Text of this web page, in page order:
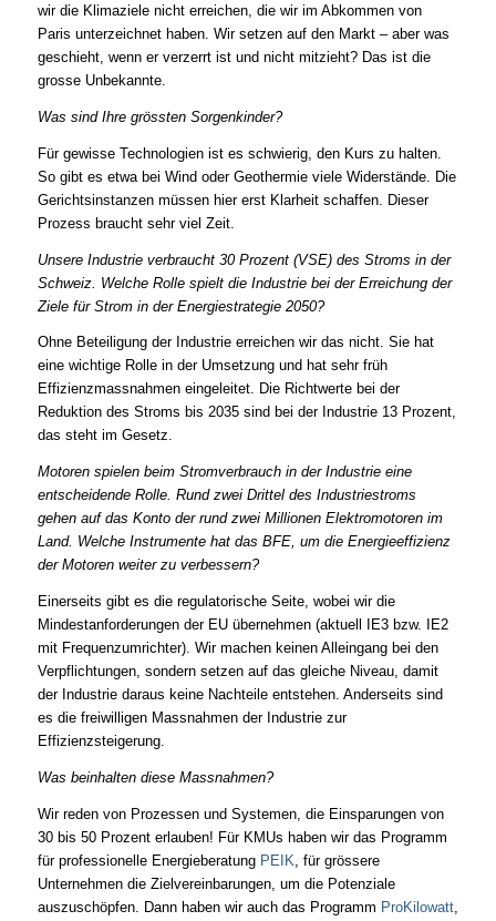
wir die Klimaziele nicht erreichen, die wir im Abkommen von
Paris unterzeichnet haben. Wir setzen auf den Markt – aber was
geschieht, wenn er verzerrt ist und nicht mitzieht? Das ist die
grosse Unbekannte.
Was sind Ihre grössten Sorgenkinder?
Für gewisse Technologien ist es schwierig, den Kurs zu halten.
So gibt es etwa bei Wind oder Geothermie viele Widerstände. Die
Gerichtsinstanzen müssen hier erst Klarheit schaffen. Dieser
Prozess braucht sehr viel Zeit.
Unsere Industrie verbraucht 30 Prozent (VSE) des Stroms in der
Schweiz. Welche Rolle spielt die Industrie bei der Erreichung der
Ziele für Strom in der Energiestrategie 2050?
Ohne Beteiligung der Industrie erreichen wir das nicht. Sie hat
eine wichtige Rolle in der Umsetzung und hat sehr früh
Effizienzmassnahmen eingeleitet. Die Richtwerte bei der
Reduktion des Stroms bis 2035 sind bei der Industrie 13 Prozent,
das steht im Gesetz.
Motoren spielen beim Stromverbrauch in der Industrie eine
entscheidende Rolle. Rund zwei Drittel des Industriestroms
gehen auf das Konto der rund zwei Millionen Elektromotoren im
Land. Welche Instrumente hat das BFE, um die Energieeffizienz
der Motoren weiter zu verbessern?
Einerseits gibt es die regulatorische Seite, wobei wir die
Mindestanforderungen der EU übernehmen (aktuell IE3 bzw. IE2
mit Frequenzumrichter). Wir machen keinen Alleingang bei den
Verpflichtungen, sondern setzen auf das gleiche Niveau, damit
der Industrie daraus keine Nachteile entstehen. Anderseits sind
es die freiwilligen Massnahmen der Industrie zur
Effizienzsteigerung.
Was beinhalten diese Massnahmen?
Wir reden von Prozessen und Systemen, die Einsparungen von
30 bis 50 Prozent erlauben! Für KMUs haben wir das Programm
für professionelle Energieberatung PEIK, für grössere
Unternehmen die Zielvereinbarungen, um die Potenziale
auszuschöpfen. Dann haben wir auch das Programm ProKilowatt,